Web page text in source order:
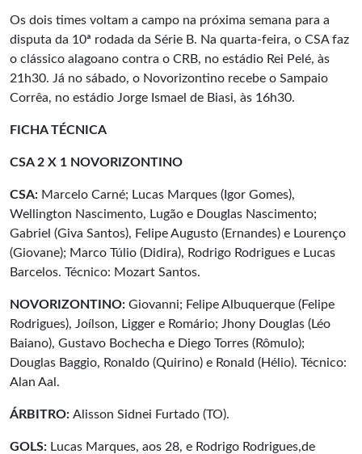
Os dois times voltam a campo na próxima semana para a
disputa da 10ª rodada da Série B. Na quarta-feira, o CSA faz
o clássico alagoano contra o CRB, no estádio Rei Pelé, às
21h30. Já no sábado, o Novorizontino recebe o Sampaio
Corrêa, no estádio Jorge Ismael de Biasi, às 16h30.
FICHA TÉCNICA
CSA 2 X 1 NOVORIZONTINO
CSA: Marcelo Carné; Lucas Marques (Igor Gomes),
Wellington Nascimento, Lugão e Douglas Nascimento;
Gabriel (Giva Santos), Felipe Augusto (Ernandes) e Lourenço
(Giovane); Marco Túlio (Didira), Rodrigo Rodrigues e Lucas
Barcelos. Técnico: Mozart Santos.
NOVORIZONTINO: Giovanni; Felipe Albuquerque (Felipe
Rodrigues), Joílson, Ligger e Romário; Jhony Douglas (Léo
Baiano), Gustavo Bochecha e Diego Torres (Rômulo);
Douglas Baggio, Ronaldo (Quirino) e Ronald (Hélio). Técnico:
Alan Aal.
ÁRBITRO: Alisson Sidnei Furtado (TO).
GOLS: Lucas Marques, aos 28, e Rodrigo Rodrigues,de